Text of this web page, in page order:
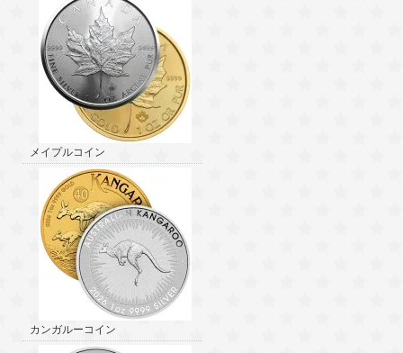
メイプルコイン
カンガルーコイン